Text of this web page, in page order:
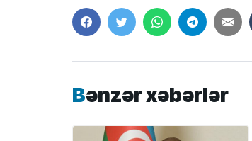
Bənzər xəbərlər